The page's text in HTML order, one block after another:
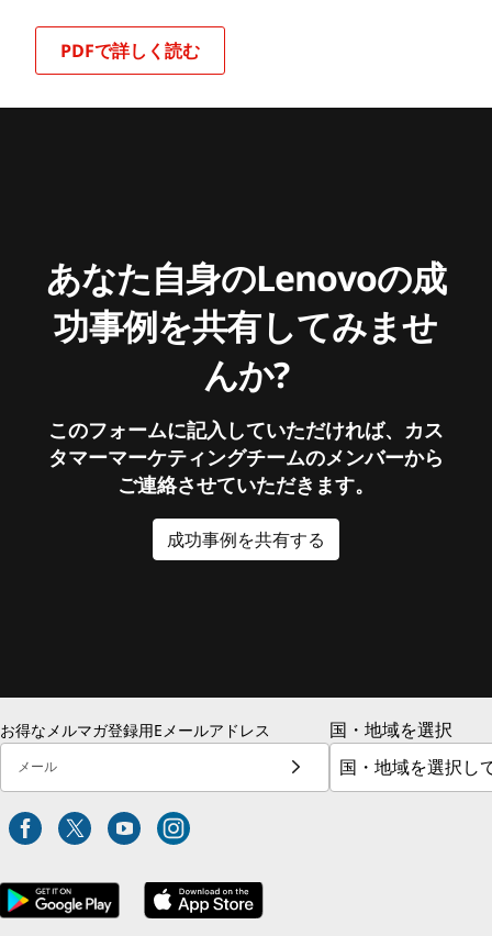
PDFで詳しく読む
あなた自身のLenovoの成
功事例を共有してみませ
んか?
このフォームに記入していただければ、カス
タマーマーケティングチームのメンバーから
ご連絡させていただきます。
成功事例を共有する
お得なメルマガ登録用Eメールアドレス
メール
国・地域を選択